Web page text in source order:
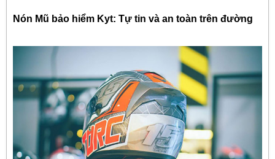
Nón Mũ bảo hiểm Kyt: Tự tin và an toàn trên đường